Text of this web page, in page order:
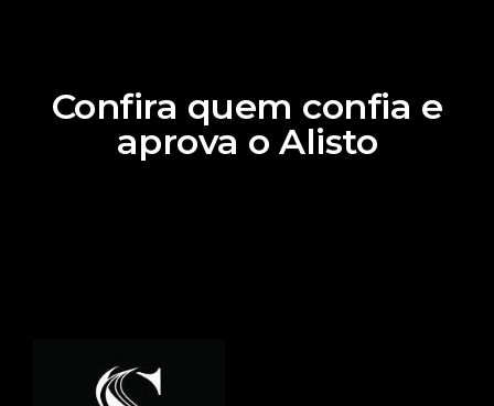
Confira quem confia e
aprova o Alisto